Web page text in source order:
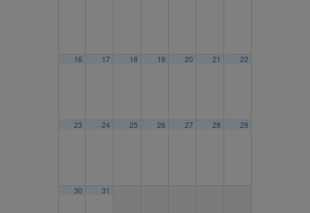
16 17 18 19 20 21 22
23 24 25 26 27 28 29
30 31